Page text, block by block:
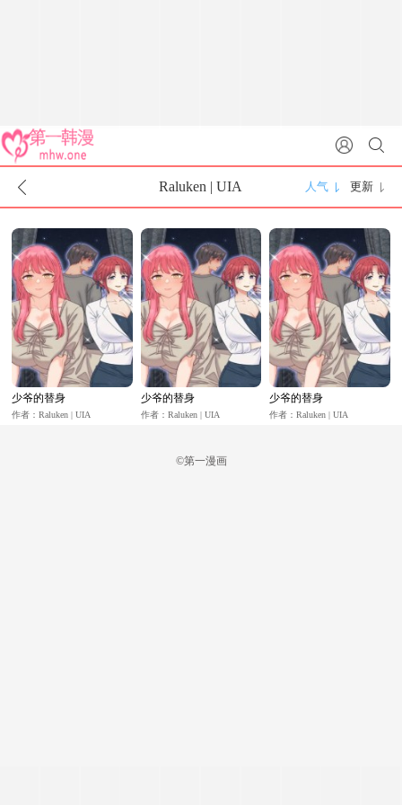
Raluken | UIA 人气 更新
少爷的替身
作者：Raluken | UIA
少爷的替身
作者：Raluken | UIA
少爷的替身
作者：Raluken | UIA
©第一漫画